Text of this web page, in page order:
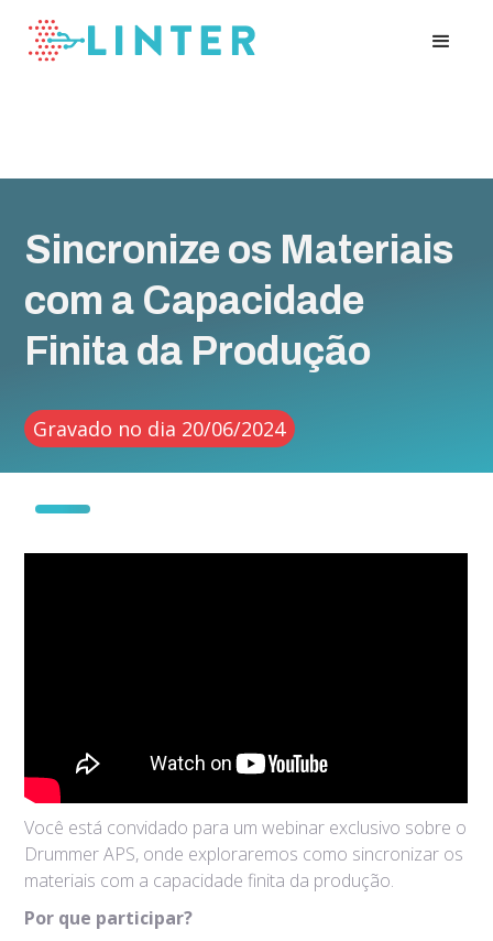
Sincronize os Materiais
com a Capacidade
Finita da Produção
Gravado no dia 20/06/2024
Você está convidado para um webinar exclusivo sobre o
Drummer APS, onde exploraremos como sincronizar os
materiais com a capacidade finita da produção.
Por que participar?